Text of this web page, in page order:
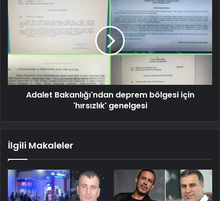
Adalet Bakanlığı'ndan deprem bölgesi için
'hırsızlık' genelgesi
İlgili Makaleler